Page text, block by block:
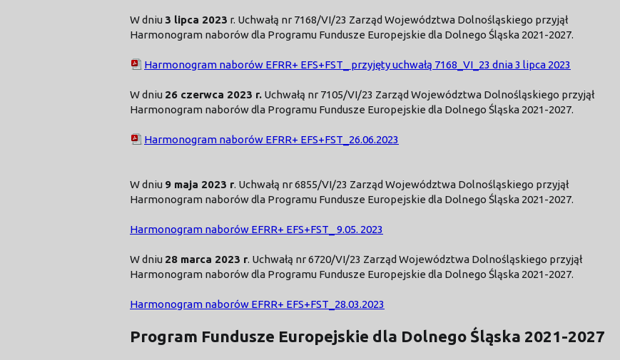
W dniu 3 lipca 2023 r. Uchwałą nr 7168/VI/23 Zarząd Województwa Dolnośląskiego przyjął
Harmonogram naborów dla Programu Fundusze Europejskie dla Dolnego Śląska 2021-2027.
Harmonogram naborów EFRR+ EFS+FST_ przyjęty uchwałą 7168_VI_23 dnia 3 lipca 2023
W dniu 26 czerwca 2023 r. Uchwałą nr 7105/VI/23 Zarząd Województwa Dolnośląskiego przyjął
Harmonogram naborów dla Programu Fundusze Europejskie dla Dolnego Śląska 2021-2027.
Harmonogram naborów EFRR+ EFS+FST_26.06.2023
W dniu 9 maja 2023 r. Uchwałą nr 6855/VI/23 Zarząd Województwa Dolnośląskiego przyjął
Harmonogram naborów dla Programu Fundusze Europejskie dla Dolnego Śląska 2021-2027.
Harmonogram naborów EFRR+ EFS+FST_ 9.05. 2023
W dniu 28 marca 2023 r. Uchwałą nr 6720/VI/23 Zarząd Województwa Dolnośląskiego przyjął
Harmonogram naborów dla Programu Fundusze Europejskie dla Dolnego Śląska 2021-2027.
Harmonogram naborów EFRR+ EFS+FST_28.03.2023
Program Fundusze Europejskie dla Dolnego Śląska 2021-2027